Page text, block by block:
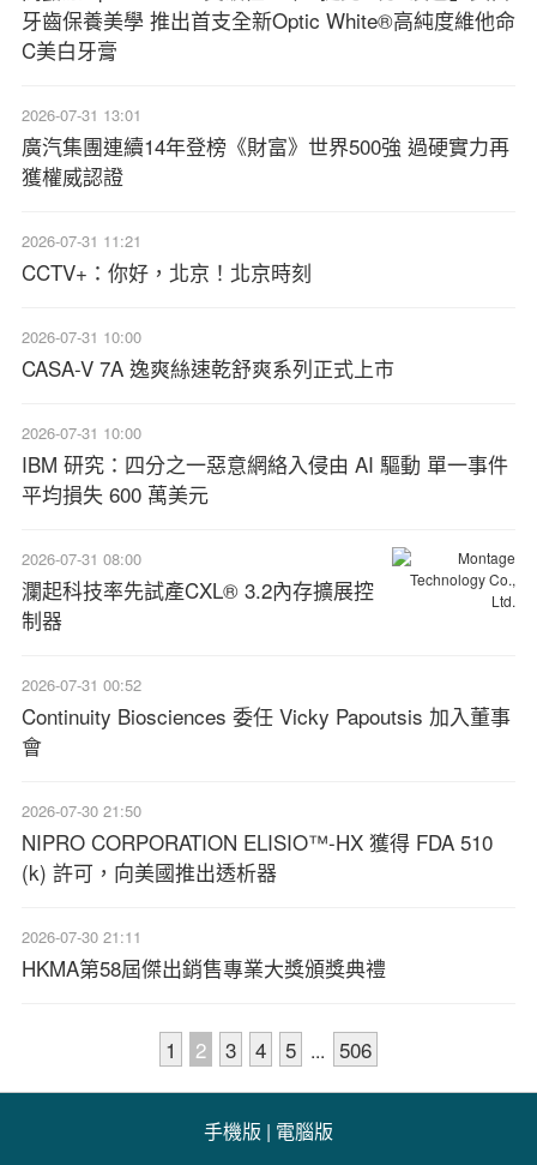
牙齒保養美學 推出首支全新Optic White®高純度維他命
C美白牙膏
2026-07-31 13:01
廣汽集團連續14年登榜《財富》世界500強 過硬實力再
獲權威認證
2026-07-31 11:21
CCTV+：你好，北京！北京時刻
2026-07-31 10:00
CASA-V 7A 逸爽絲速乾舒爽系列正式上市
2026-07-31 10:00
IBM 研究：四分之一惡意網絡入侵由 AI 驅動 單一事件
平均損失 600 萬美元
2026-07-31 08:00
瀾起科技率先試產CXL® 3.2內存擴展控
制器
2026-07-31 00:52
Continuity Biosciences 委任 Vicky Papoutsis 加入董事
會
2026-07-30 21:50
NIPRO CORPORATION ELISIO™-HX 獲得 FDA 510
(k) 許可，向美國推出透析器
2026-07-30 21:11
HKMA第58屆傑出銷售專業大獎頒獎典禮
1 2 3 4 5 ... 506
手機版 | 電腦版